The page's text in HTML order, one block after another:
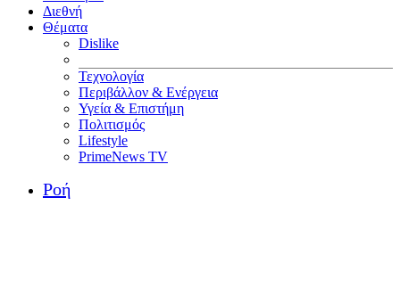
Διεθνή
Θέματα
Dislike
Τεχνολογία
Περιβάλλον & Ενέργεια
Υγεία & Επιστήμη
Πολιτισμός
Lifestyle
PrimeNews TV
Ροή